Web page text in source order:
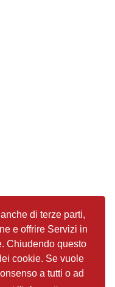
di terze parti,
e offrire Servizi in
Chiudendo questo
cookie. Se vuole
a tutti o ad